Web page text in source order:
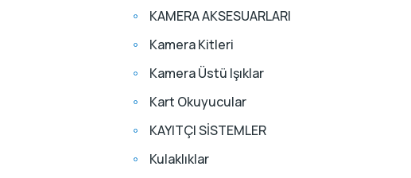
KAMERA AKSESUARLARI
Kamera Kitleri
Kamera Üstü Işıklar
Kart Okuyucular
KAYITÇI SİSTEMLER
Kulaklıklar